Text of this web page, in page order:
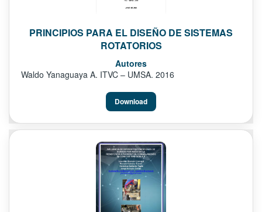
PRINCIPIOS PARA EL DISEÑO DE SISTEMAS
ROTATORIOS
Autores
Waldo Yanaguaya A. ITVC – UMSA. 2016
Download